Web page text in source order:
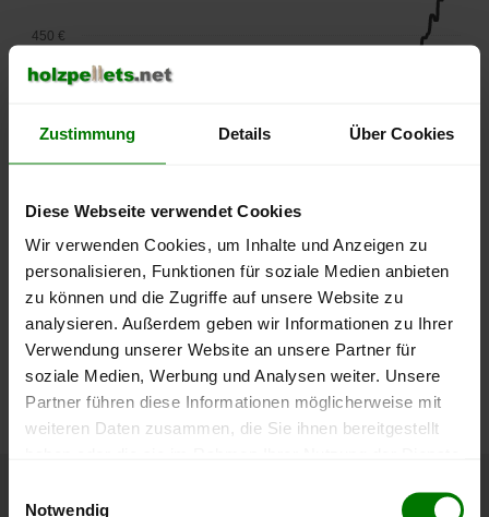
Zustimmung Details Über Cookies
Diese Webseite verwendet Cookies
Wir verwenden Cookies, um Inhalte und Anzeigen zu
personalisieren, Funktionen für soziale Medien anbieten
zu können und die Zugriffe auf unsere Website zu
analysieren. Außerdem geben wir Informationen zu Ihrer
Verwendung unserer Website an unsere Partner für
soziale Medien, Werbung und Analysen weiter. Unsere
Partner führen diese Informationen möglicherweise mit
weiteren Daten zusammen, die Sie ihnen bereitgestellt
Notwendig
lose Ware Sackware
September
2025
Januar
2026
Mai
2026
250 €
350 €
400 €
450 €
Die aktuelle Preisentwicklung für Holzpellets in Deutschland
können Sie jederzeit auf unsererPelletspreise-Seite
nachvollziehen.